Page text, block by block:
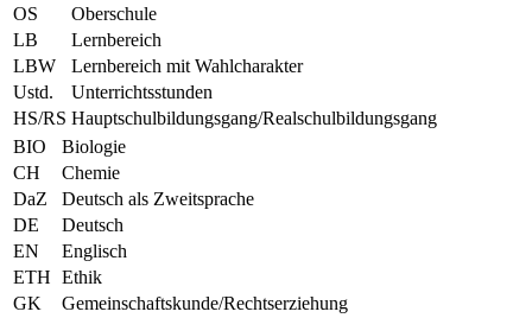
OS
Oberschule
LB
Lernbereich
LBW
Lernbereich mit Wahlcharakter
Ustd.
Unterrichtsstunden
HS/RS Hauptschulbildungsgang/Realschulbildungsgang
BIO
Biologie
CH
Chemie
DaZ
Deutsch als Zweitsprache
DE
Deutsch
EN
Englisch
ETH Ethik
GK
Gemeinschaftskunde/Rechtserziehung